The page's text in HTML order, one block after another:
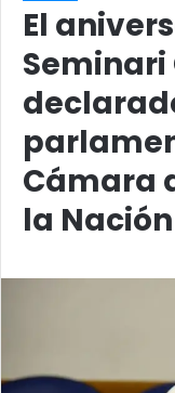
El
Cámara
la Nación